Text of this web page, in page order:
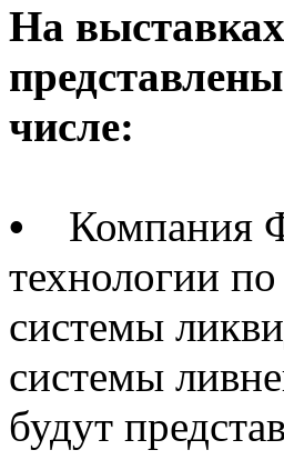
На
числе:
• Компания
технологии
системы
системы
будут